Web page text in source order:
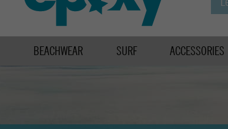
BEACHWEAR SURF ACCESSORIES